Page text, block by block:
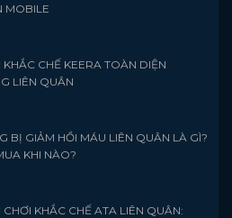
MOBILE
KHẮC CHẾ KEERA TOÀN DIỆN
LIÊN QUÂN
BỊ GIẢM HỒI MÁU LIÊN QUÂN LÀ GÌ?
KHI NÀO?
CHƠI KHẮC CHẾ ATA LIÊN QUÂN: